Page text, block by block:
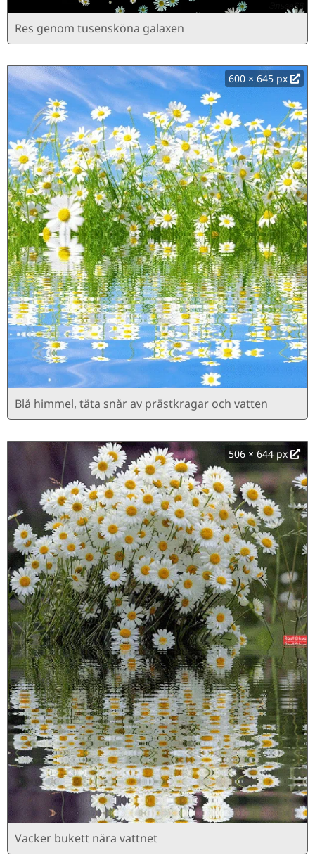
Res genom tusensköna galaxen
600 × 645 px
Blå himmel, täta snår av prästkragar och vatten
506 × 644 px
Vacker bukett nära vattnet